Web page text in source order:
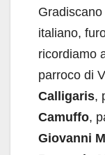
italiano,
ricordiamo
parroco di
Calligaris,
Camuffo,
Giovanni